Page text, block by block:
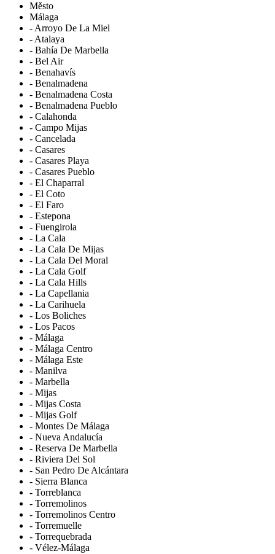
Město
Málaga
- Arroyo De La Miel
- Atalaya
- Bahía De Marbella
- Bel Air
- Benahavís
- Benalmadena
- Benalmadena Costa
- Benalmadena Pueblo
- Calahonda
- Campo Mijas
- Cancelada
- Casares
- Casares Playa
- Casares Pueblo
- El Chaparral
- El Coto
- El Faro
- Estepona
- Fuengirola
- La Cala
- La Cala De Mijas
- La Cala Del Moral
- La Cala Golf
- La Cala Hills
- La Capellania
- La Carihuela
- Los Boliches
- Los Pacos
- Málaga
- Málaga Centro
- Málaga Este
- Manilva
- Marbella
- Mijas
- Mijas Costa
- Mijas Golf
- Montes De Málaga
- Nueva Andalucía
- Reserva De Marbella
- Riviera Del Sol
- San Pedro De Alcántara
- Sierra Blanca
- Torreblanca
- Torremolinos
- Torremolinos Centro
- Torremuelle
- Torrequebrada
- Vélez-Málaga